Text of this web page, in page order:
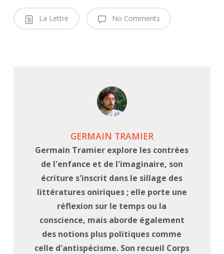
La Lettre No Comments
GERMAIN TRAMIER
Germain Tramier explore les contrées
de l'enfance et de l'imaginaire, son
écriture s'inscrit dans le sillage des
littératures oniriques ; elle porte une
réflexion sur le temps ou la
conscience, mais aborde également
des notions plus politiques comme
celle d'antispécisme. Son recueil Corps